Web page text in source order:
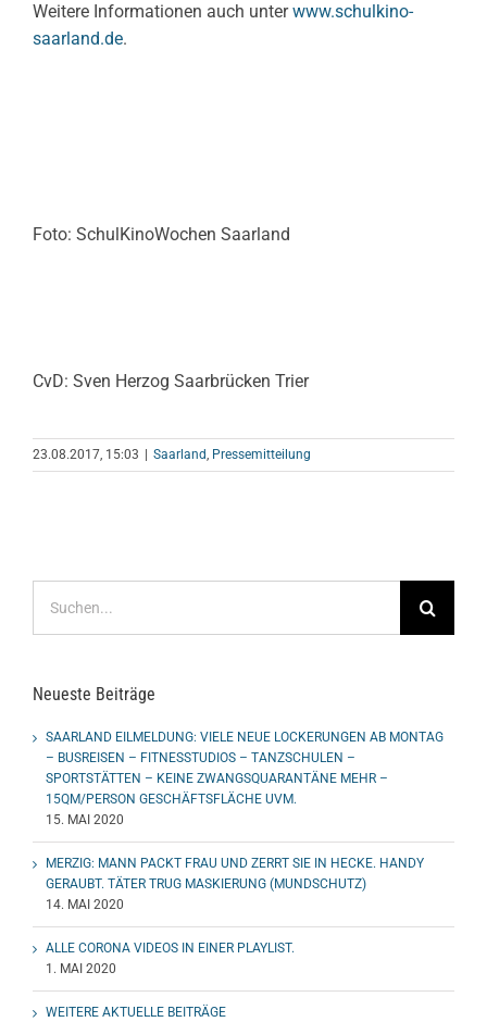
Weitere Informationen auch unterwww.schulkino-
saarland.de.
Foto: SchulKinoWochen Saarland
CvD: Sven Herzog Saarbrücken Trier
23.08.2017, 15:03 Saarland, Pressemitteilung
nach:
Neueste Beiträge
SAARLAND EILMELDUNG: VIELE NEUE LOCKERUNGEN AB MONTAG
– BUSREISEN – FITNESSTUDIOS – TANZSCHULEN –
SPORTSTÄTTEN – KEINE ZWANGSQUARANTÄNE MEHR –
15QM/PERSON GESCHÄFTSFLÄCHE UVM.
15. MAI 2020
MERZIG: MANN PACKT FRAU UND ZERRT SIE IN HECKE. HANDY
GERAUBT. TÄTER TRUG MASKIERUNG (MUNDSCHUTZ)
14. MAI 2020
ALLE CORONA VIDEOS IN EINER PLAYLIST.
1. MAI 2020
WEITERE AKTUELLE BEITRÄGE